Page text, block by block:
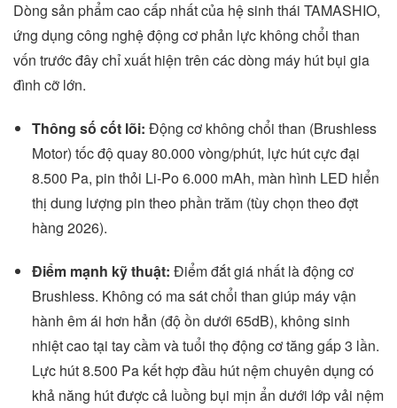
Dòng sản phẩm cao cấp nhất của hệ sinh thái TAMASHIO,
ứng dụng công nghệ động cơ phản lực không chổi than
vốn trước đây chỉ xuất hiện trên các dòng máy hút bụi gia
đình cỡ lớn.
Thông số cốt lõi: Động cơ không chổi than (Brushless
Motor) tốc độ quay 80.000 vòng/phút, lực hút cực đại
8.500 Pa, pin thỏi Li-Po 6.000 mAh, màn hình LED hiển
thị dung lượng pin theo phần trăm (tùy chọn theo đợt
hàng 2026).
Điểm mạnh kỹ thuật: Điểm đắt giá nhất là động cơ
Brushless. Không có ma sát chổi than giúp máy vận
hành êm ái hơn hẳn (độ ồn dưới 65dB), không sinh
nhiệt cao tại tay cầm và tuổi thọ động cơ tăng gấp 3 lần.
Lực hút 8.500 Pa kết hợp đầu hút nệm chuyên dụng có
khả năng hút được cả luồng bụi mịn ẩn dưới lớp vải nệm